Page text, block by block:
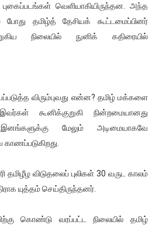
வெளியாகியிருந்தன. அந்த
தமிழ்த் தேசியக் கூட்டமைப்பினர்
நிலையில் நுனிக் கதிரையில்
விரும்புவது என்ன? தமிழ் மக்களை
இவர்கள் கூனிக்குறுகி நின்றமையானது
மேலும் அடிமையாகவே
தமிழீழ விடுதலைப் புலிகள் 30 வருட காலம்
யுத்தம் செய்திருந்தனர்.
கொண்டு வரப்பட்ட நிலையில் தமிழ்